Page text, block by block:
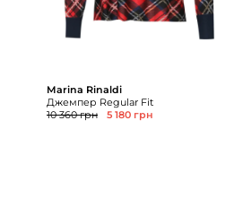
Marina Rinaldi
Джемпер Regular Fit
10 360 грн
5 180 грн